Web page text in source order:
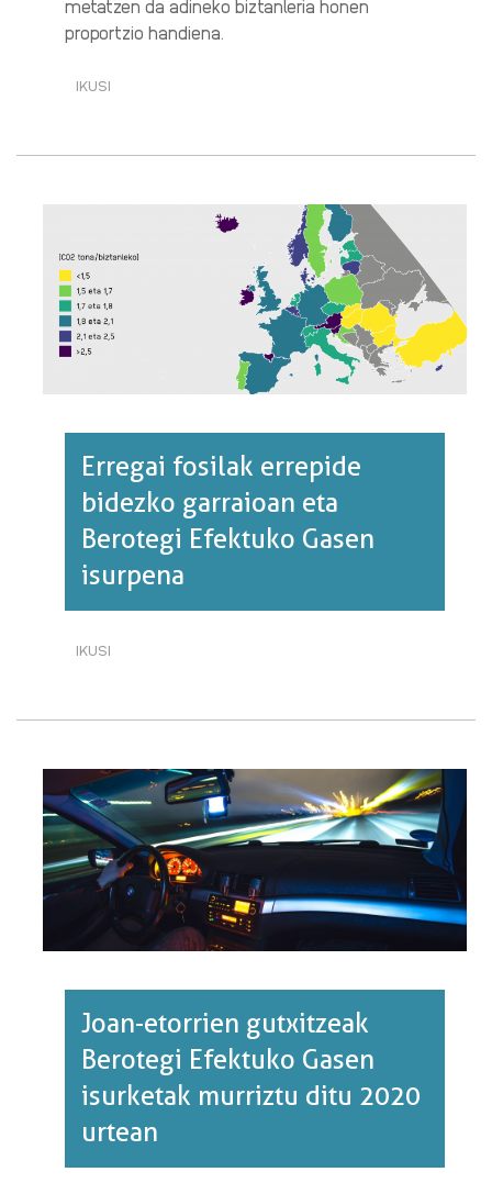
metatzen da adineko biztanleria honen
proportzio handiena.
IKUSI
GEOGRAFIAN·RI
Erregai fosilak errepide
bidezko garraioan eta
Berotegi Efektuko Gasen
isurpena
IKUSI
BIDEZKO
BEROTEGI
EFEKTUKO
GASEN
ISURPENA·RI
BURUZ
Joan-etorrien gutxitzeak
Berotegi Efektuko Gasen
isurketak murriztu ditu 2020
urtean